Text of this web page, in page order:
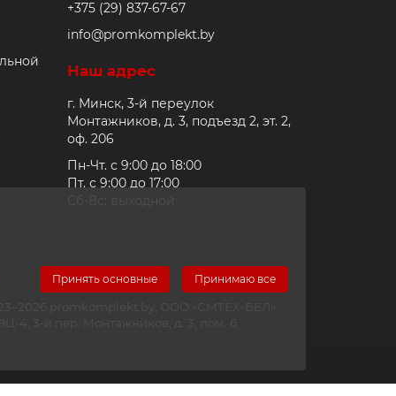
Принять основные Принимаю все
+375 (29) 837-67-67
info@promkomplekt.by
Наш адрес
г. Минск, 3-й переулок
Монтажников, д. 3, подъезд 2, эт. 2,
оф. 206
Пн-Чт. с 9:00 до 18:00
Пт. с 9:00 до 17:00
promkomplekt.by, ООО «СМТЕХ-БЕЛ».
4, 3-й пер. Монтажников, д. 3, пом. 6